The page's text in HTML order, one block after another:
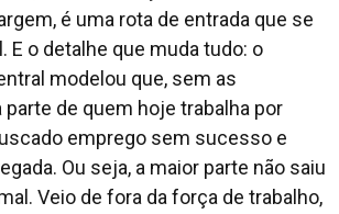
é uma rota de entrada que se
E o detalhe que muda tudo: o
modelou que, sem as
parte de quem hoje trabalha por
emprego sem sucesso e
Ou seja, a maior parte não saiu
Veio de fora da força de trabalho,